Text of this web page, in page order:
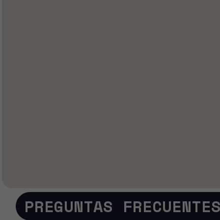
PREGUNTAS